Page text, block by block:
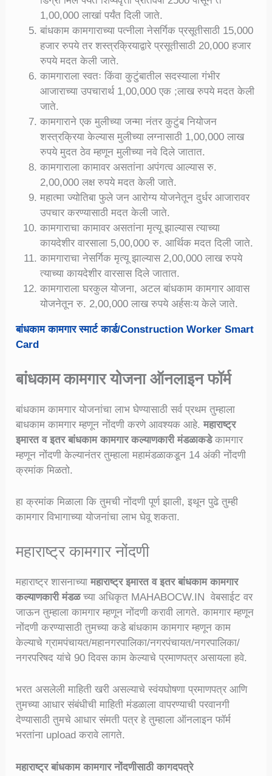
1,00,000 लाखां पर्यंत दिली जाते.
बांधकाम कामगाराच्या पत्नीला नेसर्गिक प्रसूतीसाठी 15,000
हजार रुपये तर शस्त्रक्रियाद्वारे प्रसूतीसाठी 20,000 हजार
रुपये मदत केली जाते.
कामगाराला स्वतः किंवा कुटुंबातील सदस्याला गंभीर
आजाराच्या उपचारार्थ 1,00,000 एक ;लाख रुपये मदत केली
जाते.
कामगाराने एक मुलीच्या जन्मा नंतर कुटुंब नियोजन
शस्त्रक्रिया केल्यास मुलीच्या लग्नासाठी 1,00,000 लाख
रुपये मुदत ठेव म्हणून मुलीच्या नवे दिले जातात.
कामगाराला कामावर असतांना अपंगत्व आल्यास रु.
2,00,000 लक्ष रुपये मदत केली जाते.
महात्मा ज्योतिबा फुले जन आरोग्य योजनेतून दुर्धर आजारावर
उपचार करण्यासाठी मदत केली जाते.
कामगाराचा कामावर असतांना मृत्यू झाल्यास त्याच्या
कायदेशीर वारसाला 5,00,000 रु. आर्थिक मदत दिली जाते.
कामगाराचा नेसर्गिक मृत्यू झाल्यास 2,00,000 लाख रुपये
त्याच्या कायदेशीर वारसास दिले जातात.
कामगाराला घरकुल योजना, अटल बांधकाम कामगार आवास
योजनेतून रु. 2,00,000 लाख रुपये अर्हसःय केले जाते.
बांधकाम कामगार स्मार्ट कार्ड/Construction Worker Smart
Card
बांधकाम कामगार योजना ऑनलाइन फॉर्म
बांधकाम कामगार योजनांचा लाभ घेण्यासाठी सर्व प्रथम तुम्हाला
बाधकाम कामगार म्हणून नोंदणी करणे आवश्यक आहे.महाराष्ट्र
इमारत व इतर बांधकाम कामगार कल्याणकारी मंडळाकडेकामगार
म्हणून नोंदणी केल्यानंतर तुम्हाला महामंडळाकडून 14 अंकी नोंदणी
क्रमांक मिळतो.
हा क्रमांक मिळाला कि तुमची नोंदणी पूर्ण झाली, इथून पुढे तुम्ही
कामगार विभागाच्या योजनांचा लाभ घेवू शकता.
महाराष्ट्र कामगार नोंदणी
महाराष्ट्र शासनाच्यामहाराष्ट्र इमारत व इतर बांधकाम कामगार
कल्याणकारी मंडळच्या अधिकृत MAHABOCW.IN वेबसाईट वर
जाऊन तुम्हाला कामगार म्हणून नोंदणी करावी लागते. कामगार म्हणून
नोंदणी करण्यासाठी तुमच्या कडे बांधकाम कामगार म्हणून काम
केल्याचे ग्रामपंचायत/महानगरपालिका/नगरपंचायत/नगरपालिका/
नगरपरिषद यांचे 90 दिवस काम केल्याचे प्रमाणपत्र असायला हवे.
भरत असलेली माहिती खरी असल्याचे स्वंयघोषणा प्रमाणपत्र आणि
तुमच्या आधार संबंधीची माहिती मंडळाला वापरण्याची परवानगी
देण्यासाठी तुमचे आधार संमती पत्र हे तुम्हाला ऑनलाइन फॉर्म
भरतांना upload करावे लागते.
महाराष्ट्र बांधकाम कामगार नोंदणीसाठी कागदपत्रे